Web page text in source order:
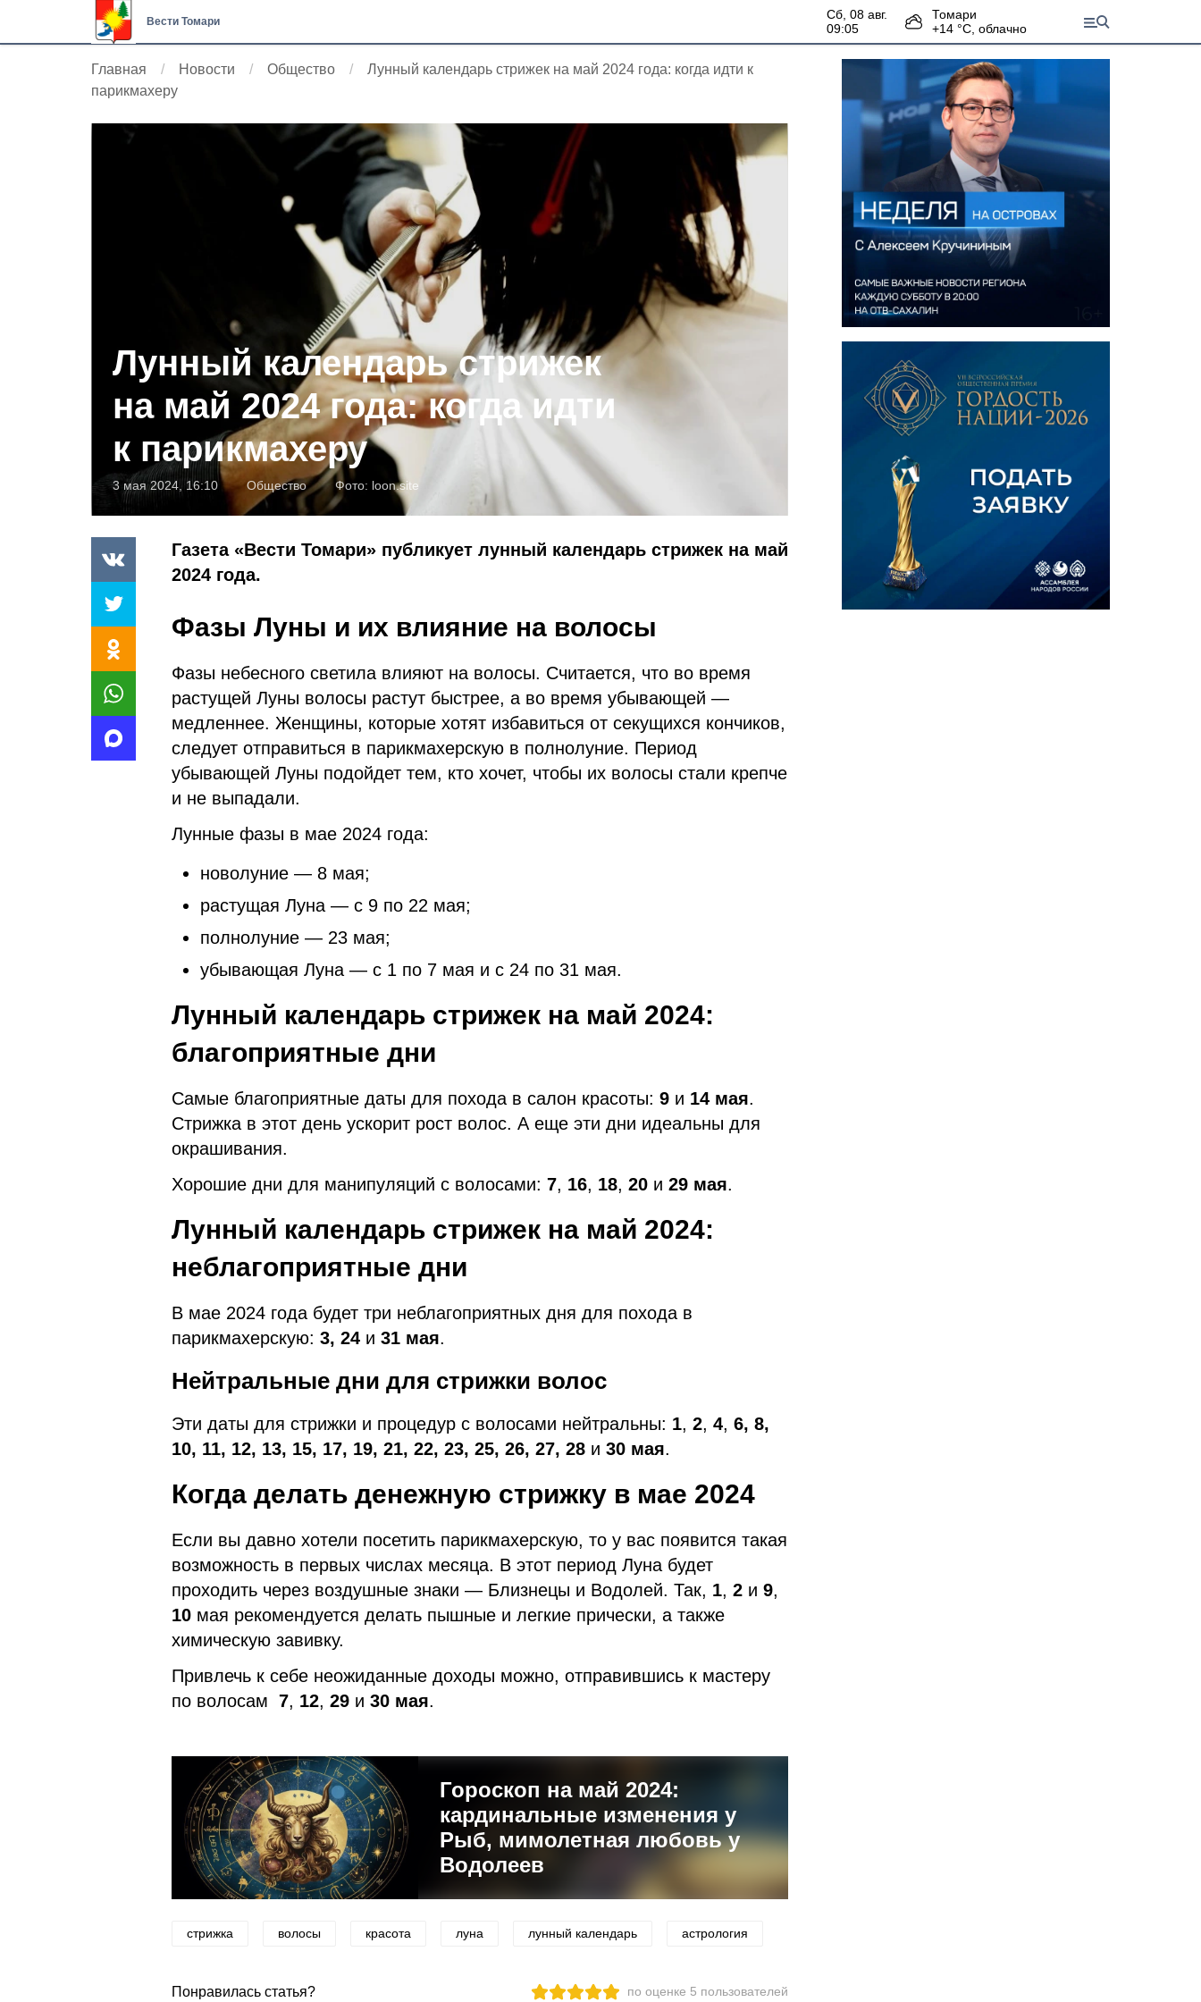
Вести Томари
сб, 08 авг.
09:05
Томари
+14 °С, облачно
Главная Новости Общество
Лунный календарь стрижек на май 2024 года: когда идти к
парикмахеру
Лунный календарь стрижек
на май 2024 года: когда идти
к парикмахеру
3 мая 2024, 16:10 Общество Фото: loon.site
Газета «Вести Томари» публикует лунный календарь стрижек на май
2024 года.
Фазы Луны и их влияние на волосы
Фазы небесного светила влияют на волосы. Считается, что во время
растущей Луны волосы растут быстрее, а во время убывающей —
медленнее. Женщины, которые хотят избавиться от секущихся кончиков,
следует отправиться в парикмахерскую в полнолуние. Период
убывающей Луны подойдет тем, кто хочет, чтобы их волосы стали крепче
и не выпадали.
Лунные фазы в мае 2024 года:
новолуние — 8 мая;
растущая Луна — с 9 по 22 мая;
полнолуние — 23 мая;
убывающая Луна — с 1 по 7 мая и с 24 по 31 мая.
Лунный календарь стрижек на май 2024:
благоприятные дни
Самые благоприятные даты для похода в салон красоты: 9 и 14 мая.
Стрижка в этот день ускорит рост волос. А еще эти дни идеальны для
окрашивания.
Хорошие дни для манипуляций с волосами: 7, 16, 18, 20 и 29 мая.
Лунный календарь стрижек на май 2024:
неблагоприятные дни
В мае 2024 года будет три неблагоприятных дня для похода в
парикмахерскую: 3, 24 и 31 мая.
Нейтральные дни для стрижки волос
Эти даты для стрижки и процедур с волосами нейтральны: 1, 2, 4, 6, 8,
10, 11, 12, 13, 15, 17, 19, 21, 22, 23, 25, 26, 27, 28 и 30 мая.
Когда делать денежную стрижку в мае 2024
Если вы давно хотели посетить парикмахерскую, то у вас появится такая
возможность в первых числах месяца. В этот период Луна будет
проходить через воздушные знаки — Близнецы и Водолей. Так, 1, 2 и 9,
10 мая рекомендуется делать пышные и легкие прически, а также
химическую завивку.
Привлечь к себе неожиданные доходы можно, отправившись к мастеру
по волосам 7, 12, 29 и 30 мая.
Гороскоп на май 2024:
кардинальные изменения у
Рыб, мимолетная любовь у
Водолеев
стрижка волосы красота луна лунный календарь астрология
Понравилась статья? по оценке 5 пользователей